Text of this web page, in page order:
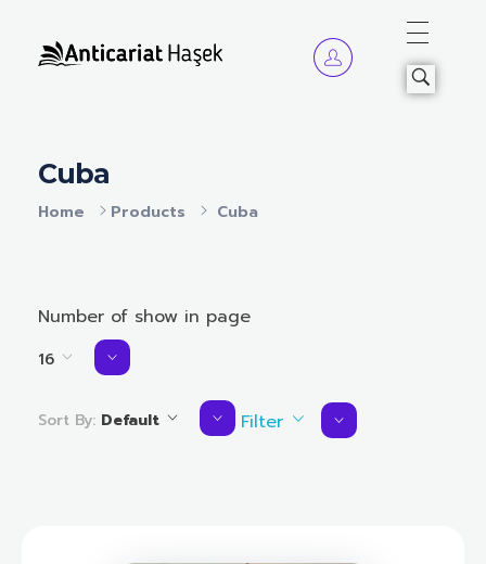
Home Products Cuba
Cuba
Number of show in page
16
Sort By: Default Filter